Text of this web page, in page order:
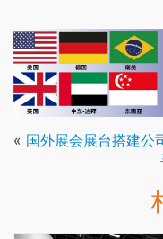
« 国外展会展台搭建公